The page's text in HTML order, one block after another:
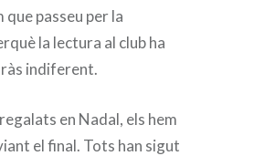
passeu per la
la lectura al club ha
indiferent.
en Nadal, els hem
el final. Tots han sigut